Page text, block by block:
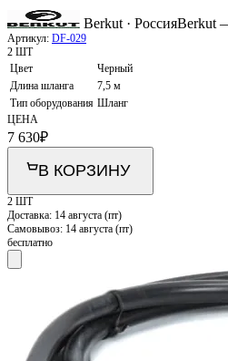
Berkut · РоссияBerkut
Артикул: DF-029
2 ШТ
Цвет
Черный
Длина шланга
7,5 м
Тип оборудования Шланг
ЦЕНА
7 630₽
В КОРЗИНУ
2 ШТ
Доставка: 14 августа (пт)
Самовывоз: 14 августа (пт)
бесплатно